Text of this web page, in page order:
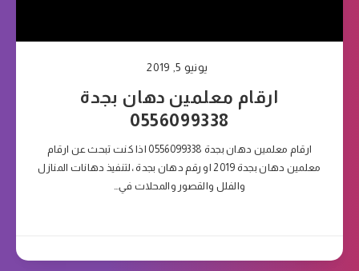
يونيو 5, 2019
ارقام معلمين دهان بجدة
0556099338
ارقام معلمين دهان بجدة 0556099338 اذا كنت تبحث عن ارقام
معلمين دهان بجدة 2019 او رقم دهان بجدة ،لتنفيذ دهانات المنازل
والفلل والقصور والمحلات في…